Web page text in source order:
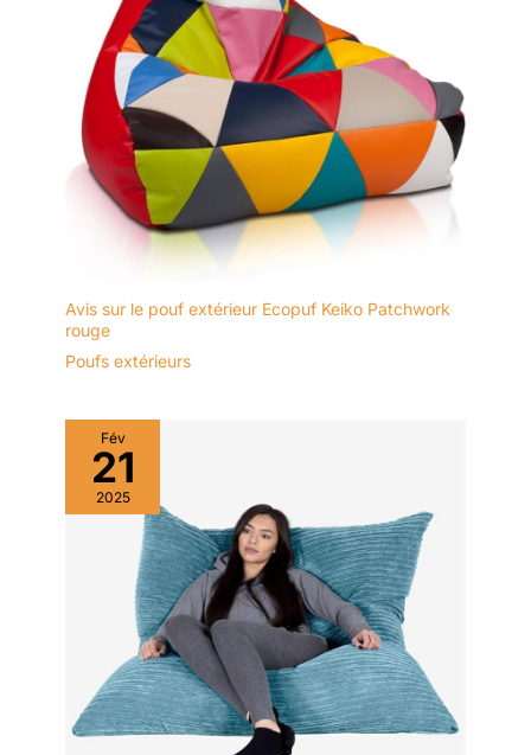
Avis sur le pouf extérieur Ecopuf Keiko Patchwork
rouge
Poufs extérieurs
Fév
21
2025